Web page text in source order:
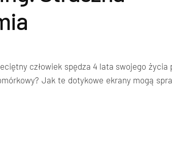
człowiek spędza 4 lata swojego życia
Jak te dotykowe ekrany mogą